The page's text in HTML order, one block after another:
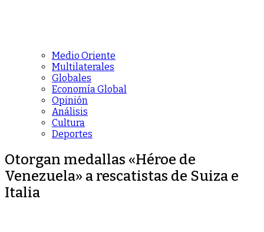
Medio Oriente
Multilaterales
Globales
Economía Global
Opinión
Análisis
Cultura
Deportes
Otorgan medallas «Héroe de
Venezuela» a rescatistas de Suiza e
Italia